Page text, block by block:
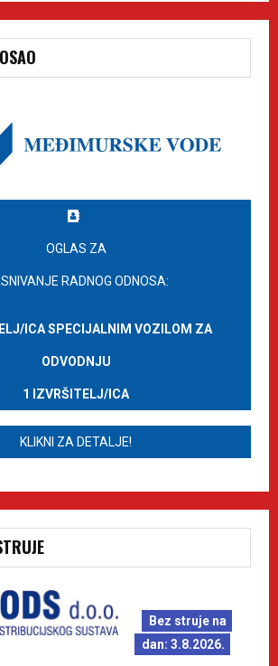
OGLAS ZA
RADNOG ODNOSA:
ICA SPECIJALNIM VOZILOM ZA
ODVODNJU
1 IZVRŠITELJ/ICA
KLIKNI ZA DETALJE!
Bez struje na
dan: 3.8.2026.